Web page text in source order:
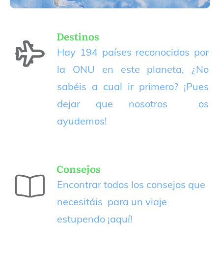
Destinos
Hay 194 países reconocidos por
la ONU en este planeta, ¿No
sabéis a cual ir primero? ¡Pues
dejar que nosotros os
ayudemos!
Consejos
Encontrar todos los consejos que
necesitáis para un viaje
estupendo ¡aquí!